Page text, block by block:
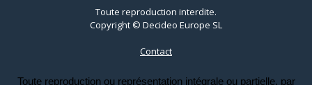
Toute reproduction interdite.
Copyright © Decideo Europe SL
Contact
Toute reproduction ou représentation intégrale ou partielle, par